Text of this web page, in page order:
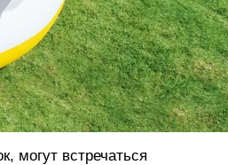
могут встречаться